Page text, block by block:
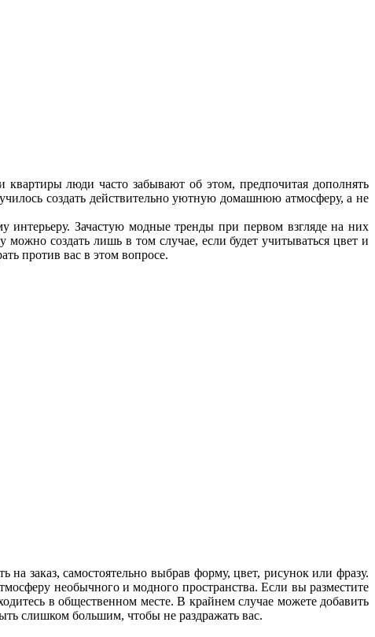
люди часто забывают об этом, предпочитая дополнять
создать действительно уютную домашнюю атмосферу, а не
интерьеру. Зачастую модные тренды при первом взгляде на них
создать лишь в том случае, если будет учитываться цвет и
против вас в этом вопросе.
заказ, самостоятельно выбрав форму, цвет, рисунок или фразу.
необычного и модного пространства. Если вы разместите
в общественном месте. В крайнем случае можете добавить
слишком большим, чтобы не раздражать вас.